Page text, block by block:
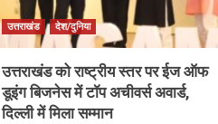
उत्तराखंड देश/दुनिया
उत्तराखंड को राष्ट्रीय स्तर पर ईज ऑफ
डूइंग बिजनेस में टॉप अचीवर्स अवार्ड,
दिल्ली में मिला सम्मान